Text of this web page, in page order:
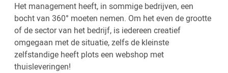
Het management heeft, in sommige bedrijven, een
bocht van 360° moeten nemen. Om het even de grootte
of de sector van het bedrijf, is iedereen creatief
omgegaan met de situatie, zelfs de kleinste
zelfstandige heeft plots een webshop met
thuisleveringen!